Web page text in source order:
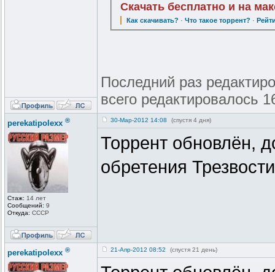
Скачать бесплатно и на
Как скачивать? ·Что такое торрент? ·
Последний раз
всего редактировалось
perekatipolexx ®
Стаж: 14 лет
Сообщений: 9
Откуда: СССР
30-Мар-2012 14:08 (спустя 4 дня)
Торрент обновлён,
обретения
perekatipolexx ® 21-Апр-2012 08:52 (спустя 21 день)